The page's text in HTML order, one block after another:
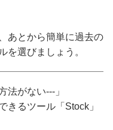
あとから簡単に過去の
を選びましょう。
法がない---」
きるツール「Stock」